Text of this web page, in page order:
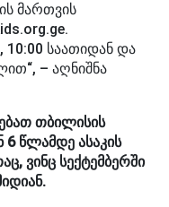
მართვის
10:00 საათიდან და
– აღნიშნა
თბილისის
წლამდე ასაკის
ვინც სექტემბერში